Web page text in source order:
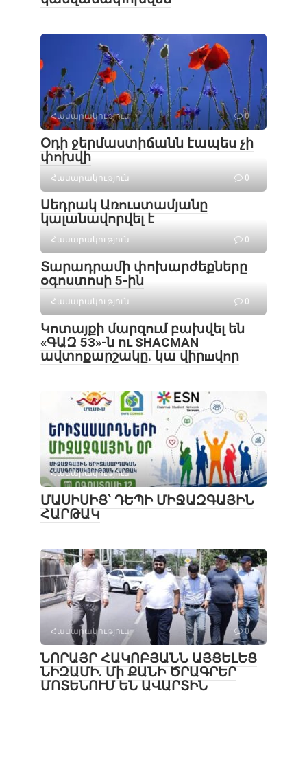
Հասարակություն 0
Օդի ջերմաստիճանն էապես չի
փոխվի
Հասարակություն 0
Սեդրակ Առուստամյանը
կալանավորվել է
Հասարակություն 0
Տարադրամի փոխարժեքները
օգոստոսի 5-ին
Հասարակություն 0
Կոտայքի մարզում բախվել են
«ԳԱԶ 53»-ն ու SHACMAN
ավտոքարշակը. կա վիրшվոր
Հասարակություն 0
ՄԱՍԻՍԻՑ՝ ԴԵՊԻ ՄԻՋԱԶԳԱՅԻՆ
ՀԱՐԹԱԿ
Հասարակություն 0
ՆՈՐԱՅՐ ՀԱԿՈԲՅԱՆՆ ԱՅՑԵԼԵՑ
ՆԻԶԱՄԻ. Մի ՔԱՆԻ ԾՐԱԳՐԵՐ
ՄՈՏԵՆՈՒՄ ԵՆ ԱՎԱՐՏԻՆ